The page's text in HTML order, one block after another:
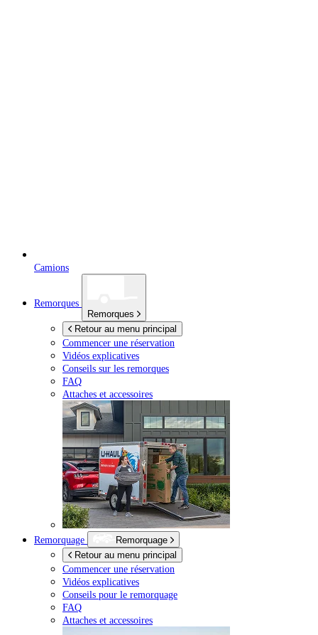
Camions
Remorques
Remorques
Retour au menu principal
Commencer une réservation
Vidéos explicatives
Conseils sur les remorques
FAQ
Attaches et accessoires
Remorquage
Remorquage
Retour au menu principal
Commencer une réservation
Vidéos explicatives
Conseils pour le remorquage
FAQ
Attaches et accessoires